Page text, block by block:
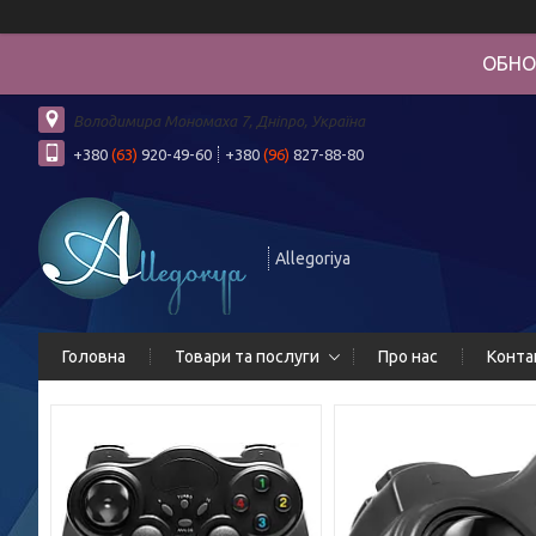
Володимира Мономаха 7, Дніпро, Україна
+380 (63) 920-49-60 +380 (96) 827-88-80
Allegoriya
Головна Товари та послуги Про нас